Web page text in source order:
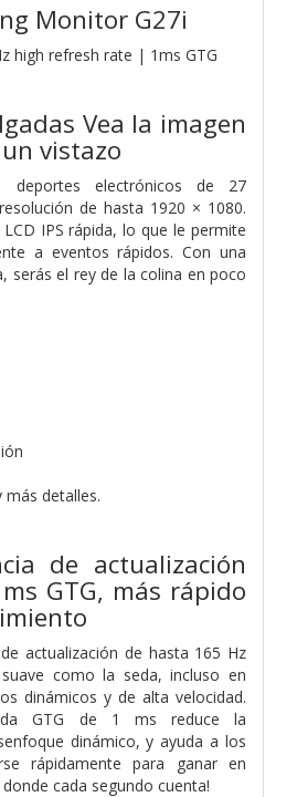
Monitor G27i
high refresh rate | 1ms GTG
Vea la imagen
vistazo
deportes electrónicos de 27
de hasta 1920 × 1080.
IPS rápida, lo que le permite
a eventos rápidos. Con una
serás el rey de la colina en poco
detalles.
de actualización
GTG, más rápido
actualización de hasta 165 Hz
como la seda, incluso en
dinámicos y de alta velocidad.
GTG de 1 ms reduce la
dinámico, y ayuda a los
rápidamente para ganar en
cada segundo cuenta!